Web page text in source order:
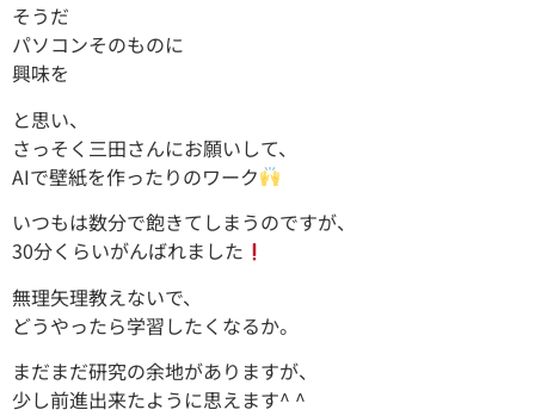
そうだ
パソコンそのものに
興味を
と思い、
さっそく三田さんにお願いして、
AIで壁紙を作ったりのワーク
いつもは数分で飽きてしまうのですが、
30分くらいがんばれました
無理矢理教えないで、
どうやったら学習したくなるか。
まだまだ研究の余地がありますが、
少し前進出来たように思えます^ ^